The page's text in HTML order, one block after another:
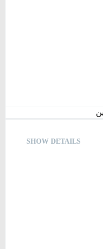
SHOW DETAILS